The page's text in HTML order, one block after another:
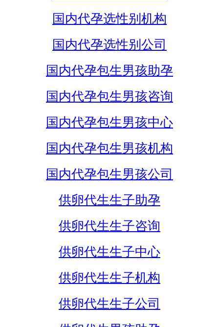
国内代孕选性别机构
国内代孕选性别公司
国内代孕包生男孩助孕
国内代孕包生男孩咨询
国内代孕包生男孩中心
国内代孕包生男孩机构
国内代孕包生男孩公司
供卵代生生子助孕
供卵代生生子咨询
供卵代生生子中心
供卵代生生子机构
供卵代生生子公司